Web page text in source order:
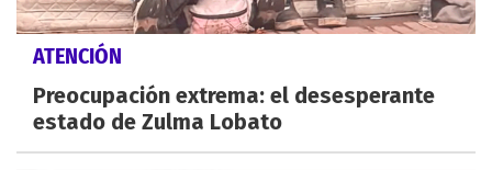
ATENCIÓN
Preocupación extrema: el desesperante
estado de Zulma Lobato